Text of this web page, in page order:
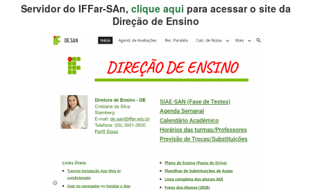
Servidor do IFFar-SAn, clique aqui para acessar o site da
Direção de Ensino